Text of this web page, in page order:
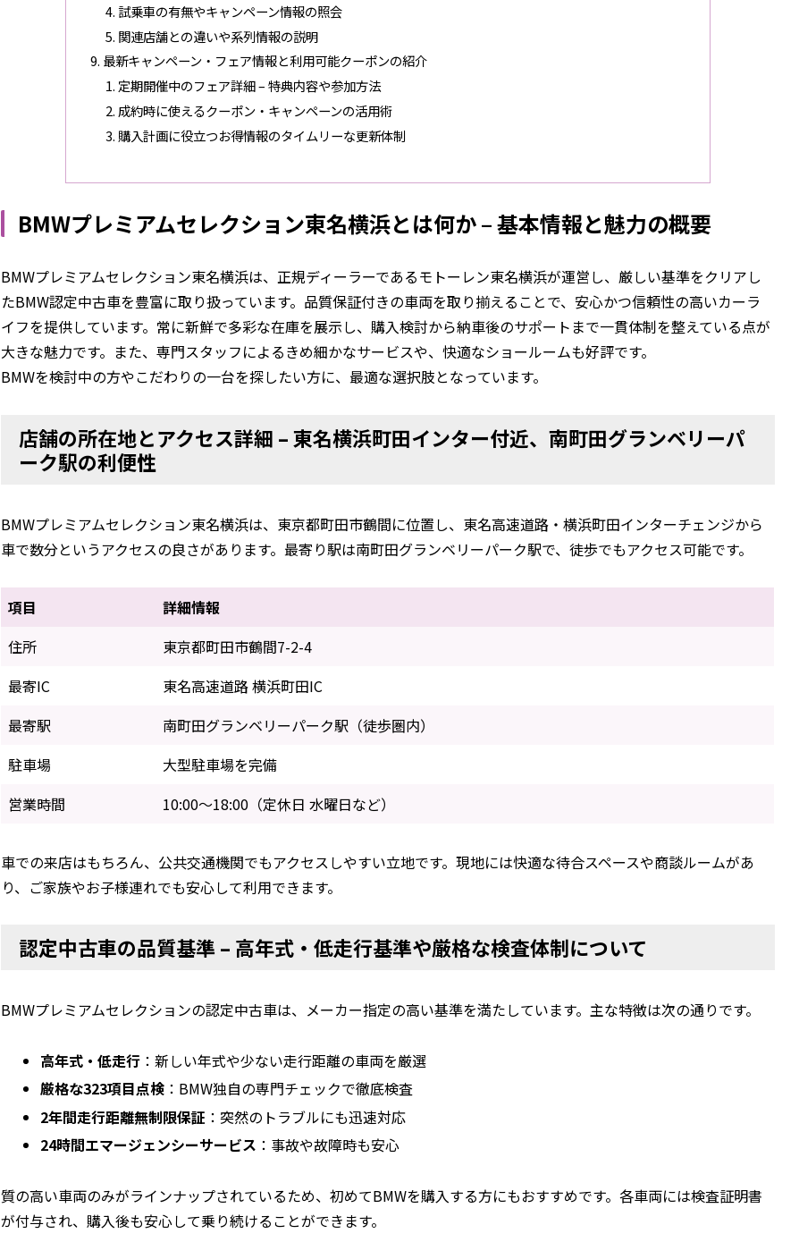
試乗車の有無やキャンペーン情報の照会
関連店舗との違いや系列情報の説明
最新キャンペーン・フェア情報と利用可能クーポンの紹介
定期開催中のフェア詳細 – 特典内容や参加方法
成約時に使えるクーポン・キャンペーンの活用術
購入計画に役立つお得情報のタイムリーな更新体制
BMWプレミアムセレクション東名横浜とは何か – 基本情報と魅力の概要
BMWプレミアムセレクション東名横浜は、正規ディーラーであるモトーレン東名横浜が運営し、厳しい基準をクリアし
たBMW認定中古車を豊富に取り扱っています。品質保証付きの車両を取り揃えることで、安心かつ信頼性の高いカーラ
イフを提供しています。常に新鮮で多彩な在庫を展示し、購入検討から納車後のサポートまで一貫体制を整えている点が
大きな魅力です。また、専門スタッフによるきめ細かなサービスや、快適なショールームも好評です。
BMWを検討中の方やこだわりの一台を探したい方に、最適な選択肢となっています。
店舗の所在地とアクセス詳細 – 東名横浜町田インター付近、南町田グランベリーパ
ーク駅の利便性
BMWプレミアムセレクション東名横浜は、東京都町田市鶴間に位置し、東名高速道路・横浜町田インターチェンジから
車で数分というアクセスの良さがあります。最寄り駅は南町田グランベリーパーク駅で、徒歩でもアクセス可能です。
項目
詳細情報
住所
東京都町田市鶴間7-2-4
最寄IC
東名高速道路 横浜町田IC
最寄駅
南町田グランベリーパーク駅（徒歩圏内）
駐車場
大型駐車場を完備
営業時間
10:00～18:00（定休日 水曜日など）
車での来店はもちろん、公共交通機関でもアクセスしやすい立地です。現地には快適な待合スペースや商談ルームがあ
り、ご家族やお子様連れでも安心して利用できます。
認定中古車の品質基準 – 高年式・低走行基準や厳格な検査体制について
BMWプレミアムセレクションの認定中古車は、メーカー指定の高い基準を満たしています。主な特徴は次の通りです。
高年式・低走行：新しい年式や少ない走行距離の車両を厳選
厳格な323項目点検：BMW独自の専門チェックで徹底検査
2年間走行距離無制限保証 ：突然のトラブルにも迅速対応
24時間エマージェンシーサービス ：事故や故障時も安心
質の高い車両のみがラインナップされているため、初めてBMWを購入する方にもおすすめです。各車両には検査証明書
が付与され、購入後も安心して乗り続けることができます。